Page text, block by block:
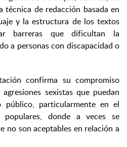
de redacción basada en
y la estructura de los textos
barreras que dificultan la
a personas con discapacidad o
confirma su compromiso
sexistas que puedan
público, particularmente en el
donde a veces se
no son aceptables en relación a